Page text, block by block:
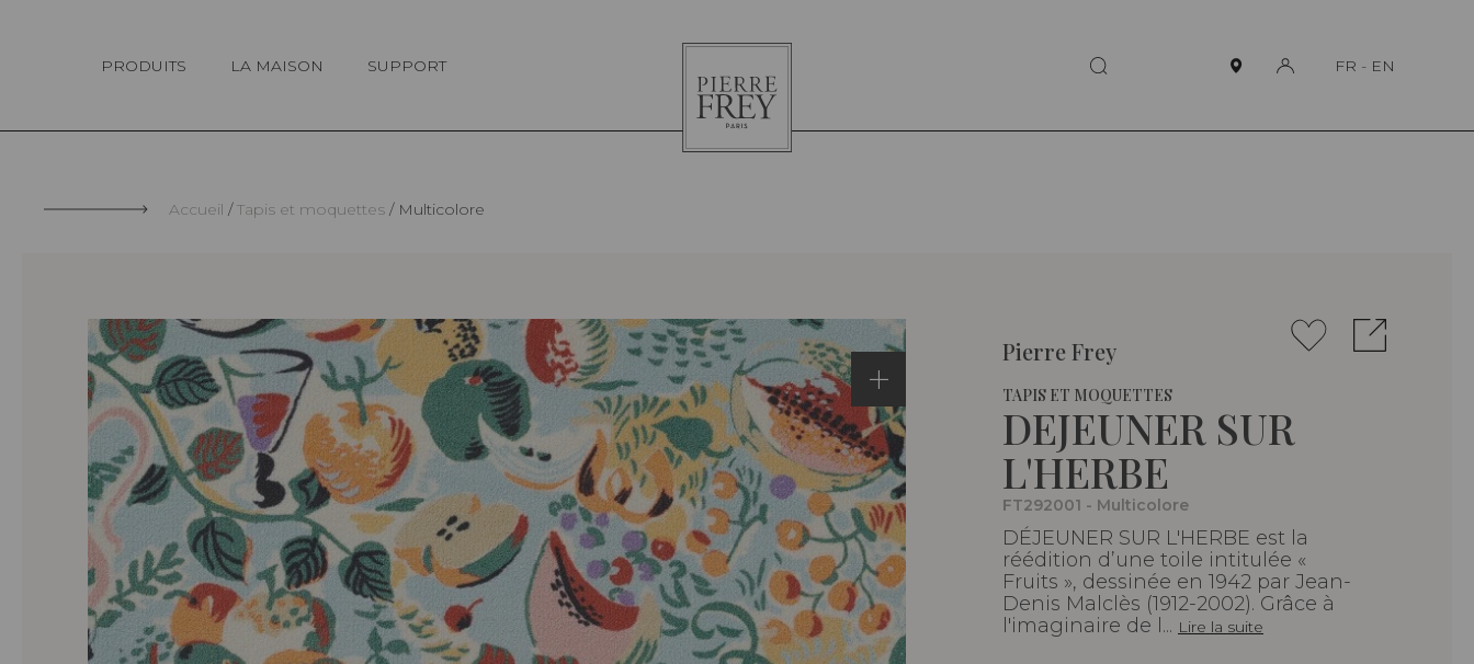
PRODUITS LA MAISON SUPPORT
Pierre
Frey
FR - EN
Accueil Tapis et moquettes Multicolore
Pierre Frey
TAPIS ET MOQUETTES
DEJEUNER SUR
L'HERBE
FT292001 - Multicolore
DÉJEUNER SUR L'HERBE est la
réédition d’une toile intitulée «
Fruits », dessinée en 1942 par Jean-
Denis Malclès (1912-2002). Grâce à
l'imaginaire de l... Lire la suite